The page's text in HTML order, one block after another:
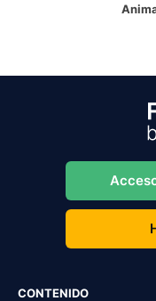
CONTENIDO